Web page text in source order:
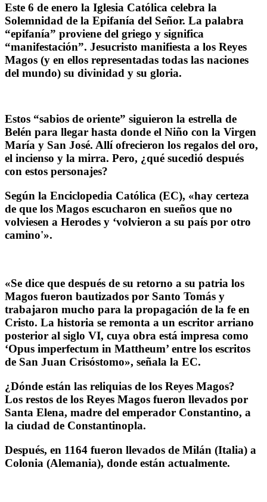
Este 6 de enero la Iglesia Católica celebra la
Solemnidad de la Epifanía del Señor. La palabra
“epifanía” proviene del griego y significa
“manifestación”. Jesucristo manifiesta a los Reyes
Magos (y en ellos representadas todas las naciones
del mundo) su divinidad y su gloria.
Estos “sabios de oriente” siguieron la estrella de
Belén para llegar hasta donde el Niño con la Virgen
María y San José. Allí ofrecieron los regalos del oro,
el incienso y la mirra. Pero, ¿qué sucedió después
con estos personajes?
Según la Enciclopedia Católica (EC), «hay certeza
de que los Magos escucharon en sueños que no
volviesen a Herodes y ‘volvieron a su país por otro
camino'».
«Se dice que después de su retorno a su patria los
Magos fueron bautizados por Santo Tomás y
trabajaron mucho para la propagación de la fe en
Cristo. La historia se remonta a un escritor arriano
posterior al siglo VI, cuya obra está impresa como
‘Opus imperfectum in Mattheum’ entre los escritos
de San Juan Crisóstomo», señala la EC.
¿Dónde están las reliquias de los Reyes Magos?
Los restos de los Reyes Magos fueron llevados por
Santa Elena, madre del emperador Constantino, a
la ciudad de Constantinopla.
Después, en 1164 fueron llevados de Milán (Italia) a
Colonia (Alemania), donde están actualmente.